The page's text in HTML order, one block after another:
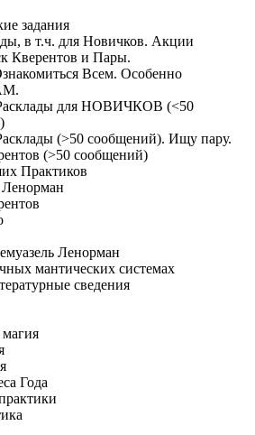
задания
в т.ч. для Новичков. Акции
Кверентов и Пары.
Всем. Особенно
для НОВИЧКОВ (<50
(>50 сообщений). Ищу пару.
(>50 сообщений)
Практиков
Ленорман
мантических системах
сведения
Года